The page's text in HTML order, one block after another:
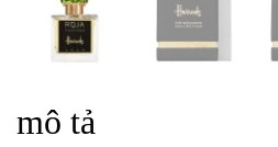
mô tả